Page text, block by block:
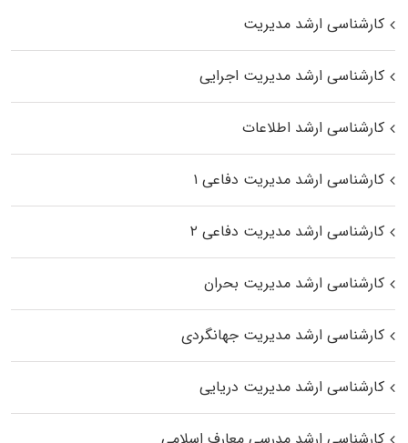
کارشناسی ارشد مدیریت
کارشناسی ارشد مدیریت اجرایی
کارشناسی ارشد اطلاعات
کارشناسی ارشد مدیریت دفاعی ۱
کارشناسی ارشد مدیریت دفاعی ۲
کارشناسی ارشد مدیریت بحران
کارشناسی ارشد مدیریت جهانگردی
کارشناسی ارشد مدیریت دریایی